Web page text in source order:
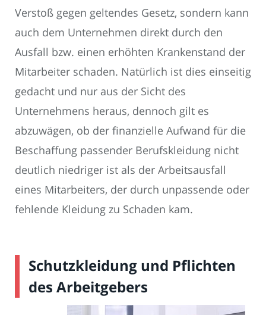
Verstoß gegen geltendes Gesetz, sondern kann
auch dem Unternehmen direkt durch den
Ausfall bzw. einen erhöhten Krankenstand der
Mitarbeiter schaden. Natürlich ist dies einseitig
gedacht und nur aus der Sicht des
Unternehmens heraus, dennoch gilt es
abzuwägen, ob der finanzielle Aufwand für die
Beschaffung passender Berufskleidung nicht
deutlich niedriger ist als der Arbeitsausfall
eines Mitarbeiters, der durch unpassende oder
fehlende Kleidung zu Schaden kam.
Schutzkleidung und Pflichten
des Arbeitgebers